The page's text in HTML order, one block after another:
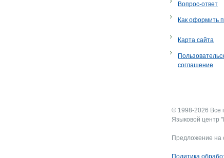
Вопрос-ответ
Как оформить
Карта сайта
соглашение
© 1998-2026 Все
Языковой центр
Предложение на
Политика